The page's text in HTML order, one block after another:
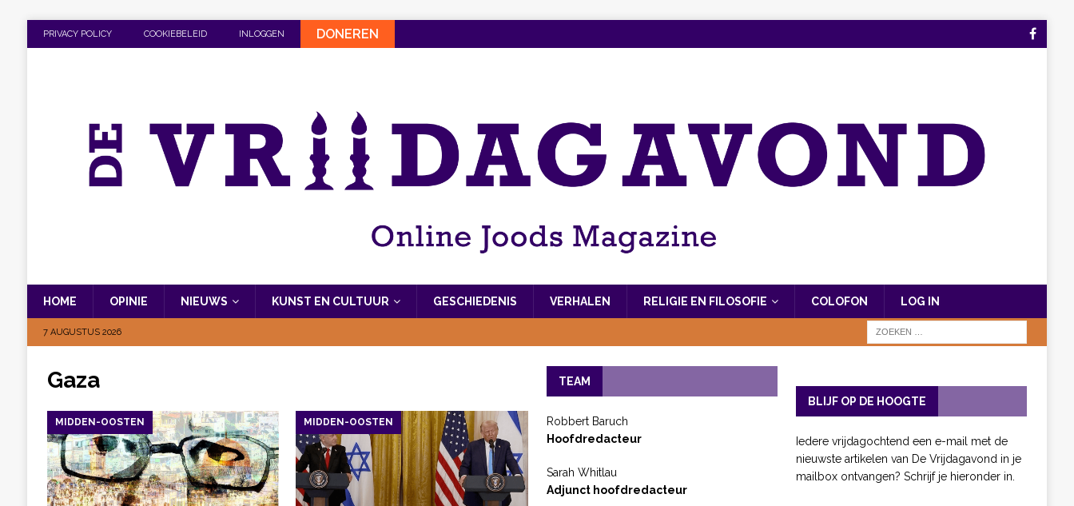
PRIVACY POLICY COOKIEBELEID INLOGGEN DONEREN
HOME OPINIE NIEUWS KUNST EN CULTUUR GESCHIEDENIS VERHALEN RELIGIE EN FILOSOFIE COLOFON LOG IN
7 AUGUSTUS 2026
Gaza
MIDDEN-OOSTEN MIDDEN-OOSTEN
TEAM
Robbert Baruch
Hoofdredacteur
Sarah Whitlau
Adjunct hoofdredacteur
BLIJF OP DE HOOGTE
Iedere vrijdagochtend een e-mail met de
nieuwste artikelen van De Vrijdagavond in je
mailbox ontvangen? Schrijf je hieronder in.